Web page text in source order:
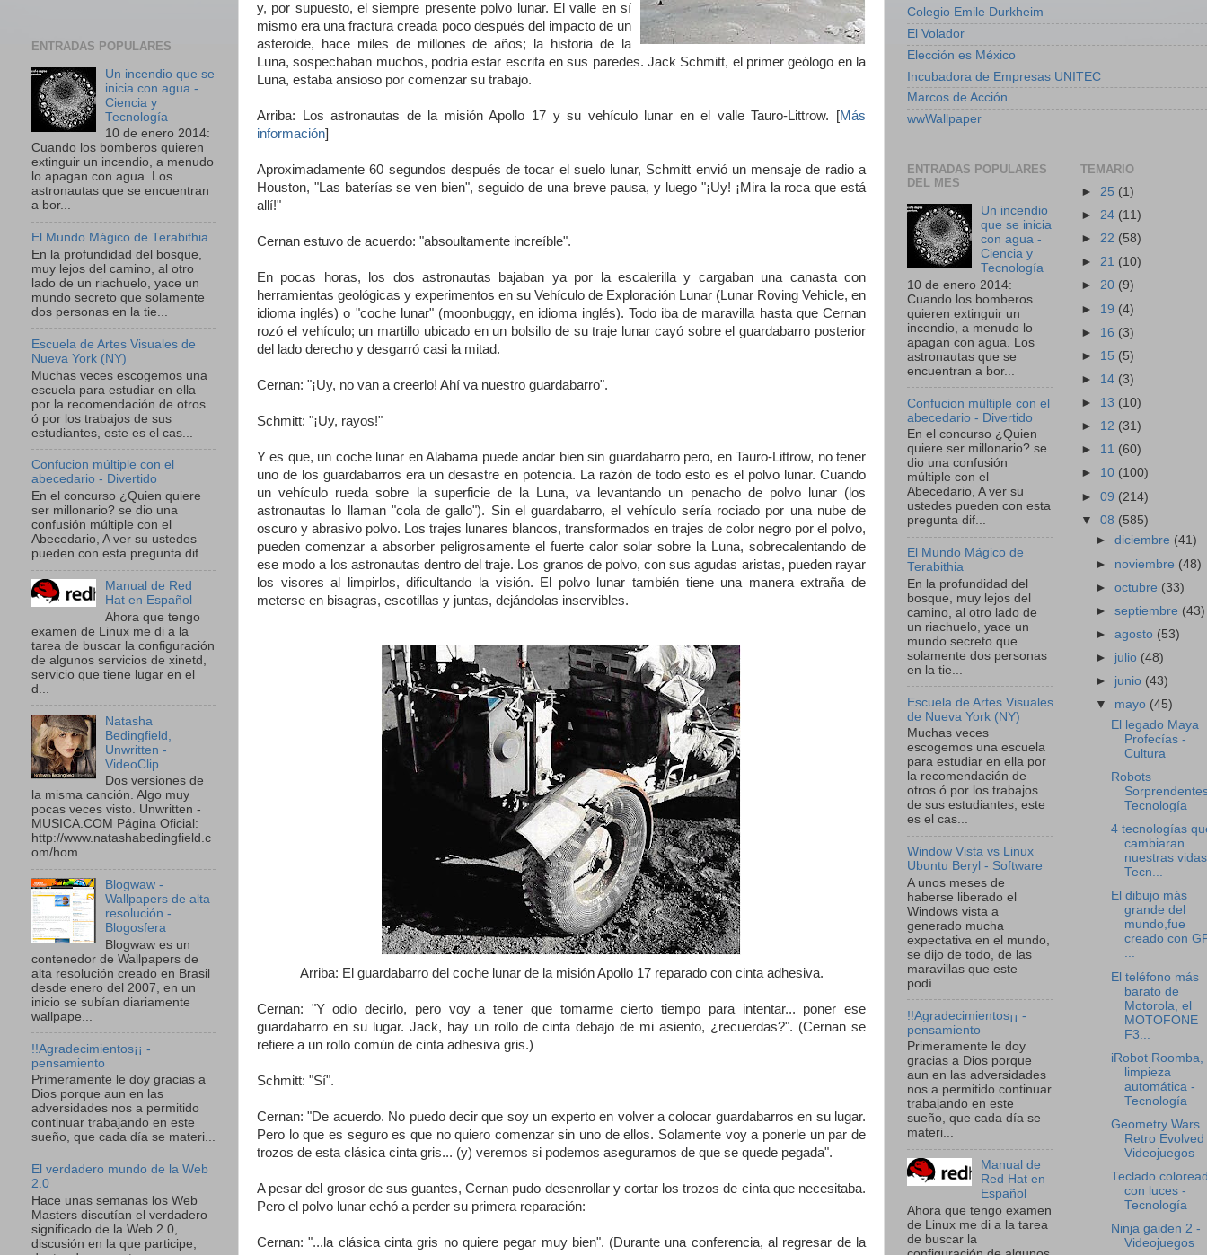
y, por supuesto, el siempre presente polvo lunar. El valle en sí
mismo era una fractura creada poco después del impacto de un
asteroide, hace miles de millones de años; la historia de la
Luna, sospechaban muchos, podría estar escrita en sus paredes. Jack Schmitt, el primer geólogo en la
Luna, estaba ansioso por comenzar su trabajo.
Arriba: Los astronautas de la misión Apollo 17 y su vehículo lunar en el valle Tauro-Littrow. [Más
información]
Aproximadamente 60 segundos después de tocar el suelo lunar, Schmitt envió un mensaje de radio a
Houston, "Las baterías se ven bien", seguido de una breve pausa, y luego "¡Uy! ¡Mira la roca que está
allí!"
Cernan estuvo de acuerdo: "absoultamente increíble".
En pocas horas, los dos astronautas bajaban ya por la escalerilla y cargaban una canasta con
herramientas geológicas y experimentos en su Vehículo de Exploración Lunar (Lunar Roving Vehicle, en
idioma inglés) o "coche lunar" (moonbuggy, en idioma inglés). Todo iba de maravilla hasta que Cernan
rozó el vehículo; un martillo ubicado en un bolsillo de su traje lunar cayó sobre el guardabarro posterior
del lado derecho y desgarró casi la mitad.
Cernan: "¡Uy, no van a creerlo! Ahí va nuestro guardabarro".
Schmitt: "¡Uy, rayos!"
Y es que, un coche lunar en Alabama puede andar bien sin guardabarro pero, en Tauro-Littrow, no tener
uno de los guardabarros era un desastre en potencia. La razón de todo esto es el polvo lunar. Cuando
un vehículo rueda sobre la superficie de la Luna, va levantando un penacho de polvo lunar (los
astronautas lo llaman "cola de gallo"). Sin el guardabarro, el vehículo sería rociado por una nube de
oscuro y abrasivo polvo. Los trajes lunares blancos, transformados en trajes de color negro por el polvo,
pueden comenzar a absorber peligrosamente el fuerte calor solar sobre la Luna, sobrecalentando de
ese modo a los astronautas dentro del traje. Los granos de polvo, con sus agudas aristas, pueden rayar
los visores al limpirlos, dificultando la visión. El polvo lunar también tiene una manera extraña de
meterse en bisagras, escotillas y juntas, dejándolas inservibles.
Arriba: El guardabarro del coche lunar de la misión Apollo 17 reparado con cinta adhesiva.
Cernan: "Y odio decirlo, pero voy a tener que tomarme cierto tiempo para intentar... poner ese
guardabarro en su lugar. Jack, hay un rollo de cinta debajo de mi asiento, ¿recuerdas?". (Cernan se
refiere a un rollo común de cinta adhesiva gris.)
Schmitt: "Sí".
Cernan: "De acuerdo. No puedo decir que soy un experto en volver a colocar guardabarros en su lugar.
Pero lo que es seguro es que no quiero comenzar sin uno de ellos. Solamente voy a ponerle un par de
trozos de esta clásica cinta gris... (y) veremos si podemos asegurarnos de que se quede pegada".
A pesar del grosor de sus guantes, Cernan pudo desenrollar y cortar los trozos de cinta que necesitaba.
Pero el polvo lunar echó a perder su primera reparación:
Cernan: "...la clásica cinta gris no quiere pegar muy bien". (Durante una conferencia, al regresar de la
ENTRADAS POPULARES
Un incendio que se
inicia con agua -
Ciencia y
Tecnología
10 de enero 2014:
Cuando los bomberos quieren
extinguir un incendio, a menudo
lo apagan con agua. Los
astronautas que se encuentran
a bor...
El Mundo Mágico de Terabithia
En la profundidad del bosque,
muy lejos del camino, al otro
lado de un riachuelo, yace un
mundo secreto que solamente
dos personas en la tie...
Escuela de Artes Visuales de
Nueva York (NY)
Muchas veces escogemos una
escuela para estudiar en ella
por la recomendación de otros
ó por los trabajos de sus
estudiantes, este es el cas...
Confucion múltiple con el
abecedario - Divertido
En el concurso ¿Quien quiere
ser millonario? se dio una
confusión múltiple con el
Abecedario, A ver su ustedes
pueden con esta pregunta dif...
Manual de Red
Hat en Español
Ahora que tengo
examen de Linux me di a la
tarea de buscar la configuración
de algunos servicios de xinetd,
servicio que tiene lugar en el
d...
Natasha
Bedingfield,
Unwritten -
VideoClip
Dos versiones de
la misma canción. Algo muy
pocas veces visto. Unwritten -
MUSICA.COM Página Oficial:
http://www.natashabedingfield.c
om/hom...
Blogwaw -
Wallpapers de alta
resolución -
Blogosfera
Blogwaw es un
contenedor de Wallpapers de
alta resolución creado en Brasil
desde enero del 2007, en un
inicio se subían diariamente
wallpape...
!!Agradecimientos¡¡ -
pensamiento
Primeramente le doy gracias a
Dios porque aun en las
adversidades nos a permitido
continuar trabajando en este
sueño, que cada día se materi...
El verdadero mundo de la Web
2.0
Hace unas semanas los Web
Masters discutían el verdadero
significado de la Web 2.0,
discusión en la que participe,
Colegio Emile Durkheim
El Volador
Elección es México
Incubadora de Empresas UNITEC
Marcos de Acción
wwWallpaper
ENTRADAS POPULARES
DEL MES
Un incendio
que se inicia
con agua -
Ciencia y
Tecnología
10 de enero 2014:
Cuando los bomberos
quieren extinguir un
incendio, a menudo lo
apagan con agua. Los
astronautas que se
encuentran a bor...
Confucion múltiple con el
abecedario - Divertido
En el concurso ¿Quien
quiere ser millonario? se
dio una confusión
múltiple con el
Abecedario, A ver su
ustedes pueden con esta
pregunta dif...
El Mundo Mágico de
Terabithia
En la profundidad del
bosque, muy lejos del
camino, al otro lado de
un riachuelo, yace un
mundo secreto que
solamente dos personas
en la tie...
Escuela de Artes Visuales
de Nueva York (NY)
Muchas veces
escogemos una escuela
para estudiar en ella por
la recomendación de
otros ó por los trabajos
de sus estudiantes, este
es el cas...
Window Vista vs Linux
Ubuntu Beryl - Software
A unos meses de
haberse liberado el
Windows vista a
generado mucha
expectativa en el mundo,
se dijo de todo, de las
maravillas que este
podí...
!!Agradecimientos¡¡ -
pensamiento
Primeramente le doy
gracias a Dios porque
aun en las adversidades
nos a permitido continuar
trabajando en este
sueño, que cada día se
materi...
Manual de
Red Hat en
Español
Ahora que tengo examen
de Linux me di a la tarea
de buscar la
TEMARIO
► 25 (1)
► 24 (11)
► 22 (58)
► 21 (10)
► 20 (9)
► 19 (4)
► 16 (3)
► 15 (5)
► 14 (3)
► 13 (10)
► 12 (31)
► 11 (60)
► 10 (100)
► 09 (214)
▼ 08 (585)
►diciembre (41)
► noviembre (48)
►octubre (33)
►septiembre (43)
►agosto (53)
► julio (48)
► junio (43)
▼ mayo (45)
El legado Maya
Profecías -
Cultura
Robots
Tecnología
4 tecnologías
cambiaran
nuestras
Tecn...
El dibujo más
grande del
mundo,fue
creado con
...
El teléfono más
barato de
Motorola, el
MOTOFONE
F3...
iRobot Roomba,
limpieza
automática -
Tecnología
Geometry Wars
Retro Evolved
Videojuegos
Teclado
con luces -
Tecnología
Ninja gaiden 2 -
Videojuegos